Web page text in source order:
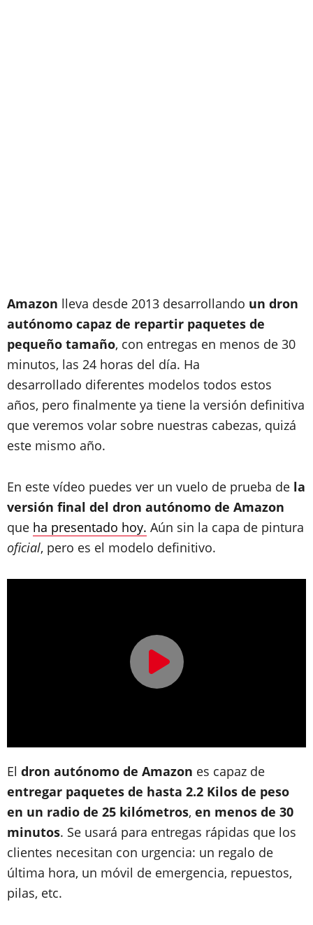
Amazon lleva desde 2013 desarrollando un dron
autónomo capaz de repartir paquetes de
pequeño tamaño, con entregas en menos de 30
minutos, las 24 horas del día. Ha
desarrollado diferentes modelos todos estos
años, pero finalmente ya tiene la versión definitiva
que veremos volar sobre nuestras cabezas, quizá
este mismo año.
En este vídeo puedes ver un vuelo de prueba de la
versión final del dron autónomo de Amazon
que ha presentado hoy. Aún sin la capa de pintura
oficial, pero es el modelo definitivo.
El dron autónomo de Amazon es capaz de
entregar paquetes de hasta 2.2 Kilos de peso
en un radio de 25 kilómetros, en menos de 30
minutos. Se usará para entregas rápidas que los
clientes necesitan con urgencia: un regalo de
última hora, un móvil de emergencia, repuestos,
pilas, etc.